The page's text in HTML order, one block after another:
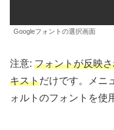
Googleフォントの選択画面
注意: フォントが反映
キストだけです。メニ
ォルトのフォントを使